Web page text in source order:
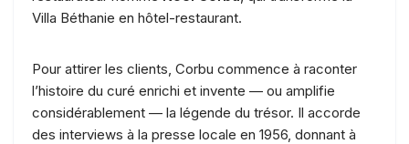
Villa Béthanie en hôtel-restaurant.
Pour attirer les clients, Corbu commence à raconter
l’histoire du curé enrichi et invente — ou amplifie
considérablement — la légende du trésor. Il accorde
des interviews à la presse locale en 1956, donnant à